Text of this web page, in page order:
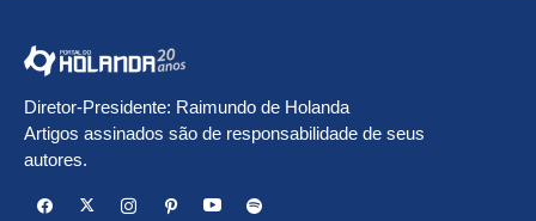
Diretor-Presidente: Raimundo de Holanda
Artigos assinados são de responsabilidade de seus
autores.